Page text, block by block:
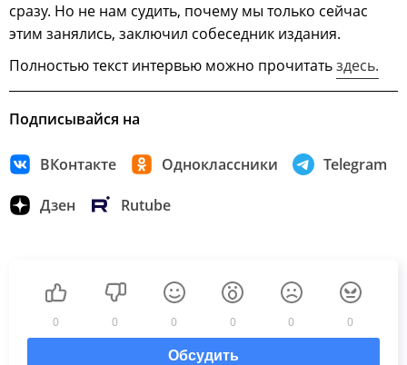
сразу. Но не нам судить, почему мы только сейчас
этим занялись, заключил собеседник издания.
Полностью текст интервью можно прочитатьздесь.
Подписывайся на
ВКонтакте Одноклассники Telegram
Дзен Rutube
0 0 0 0 0 0
Обсудить